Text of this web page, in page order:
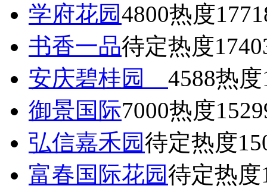
学府花园4800热度
书香一品待定热度
安庆碧桂园 4588热度
御景国际7000热度
弘信嘉禾园待定热度
富春国际花园待定热度